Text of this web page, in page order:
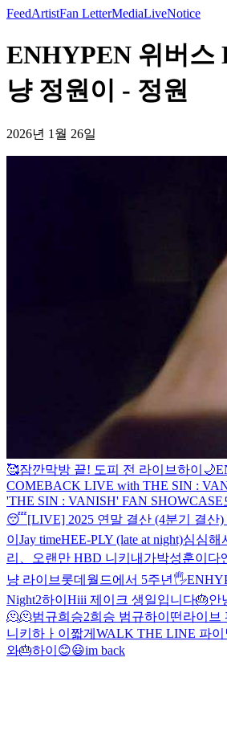
FeedArtistFan LetterMediaLiveNotice
ENHYPEN 위버스
냥 정원이 - 정원
2026년 1월 26일
🥰잠깐막방 끝! 도피 전 라이브하이 🌙
COMEBACK LIVE with THE SIN :
'THE SIN : VANISH' FAN SHOWCASE
😴[LIVE] 2025 연말 결산 (4분기 결산)
이 Jay timeHEE-PLY (late at night)심심해
리
오랜만 HBD 니키 내가박성훈이다
냥 라이브 롯데월드에서 5주년🖐
Night2하이 Hiii 제이크 생일입니다🎂안
🫠🫠범규희승2희승 범규하이 떤라이브
니키 하ㅏ이 짧게 WALK THE LINE 파이
와🎂하이 😊😃im back